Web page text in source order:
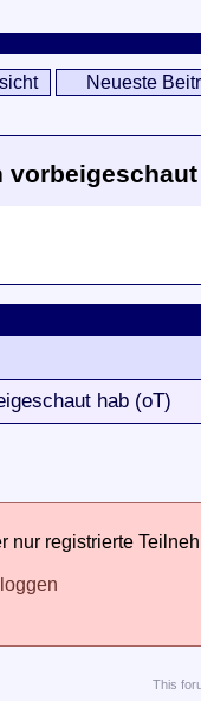
Neueste
hab (oT)
nur registrierte
This